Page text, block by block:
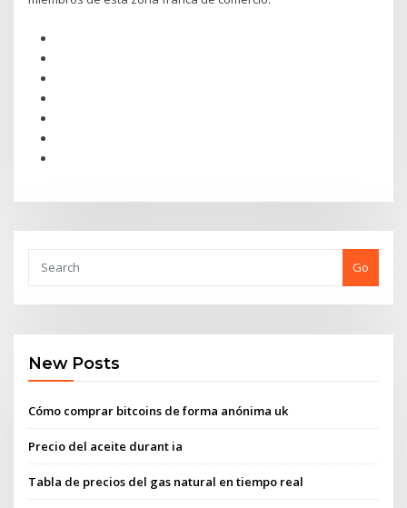
Go
New Posts
Cómo comprar bitcoins de forma anónima uk
Precio del aceite durant ia
Tabla de precios del gas natural en tiempo real